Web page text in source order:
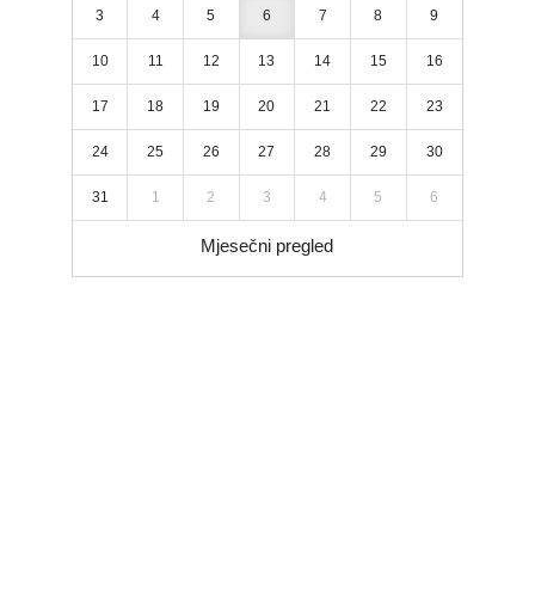
3 4 5 6 7 8 9
10 11 12 13 14 15 16
17 18 19 20 21 22 23
24 25 26 27 28 29 30
31 1 2 3 4 5 6
Mjesečni pregled